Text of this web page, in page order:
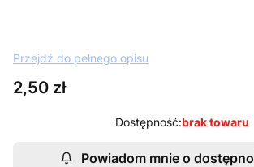
Przejdź do pełnego opisu
Cena
2,50 zł
Dostępność:brak towaru
Powiadom mnie o